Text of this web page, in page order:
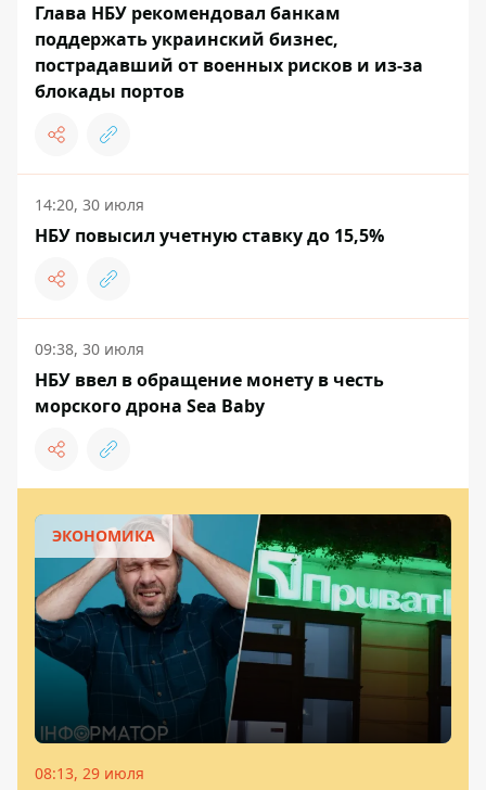
Глава НБУ рекомендовал банкам
поддержать украинский бизнес,
пострадавший от военных рисков и из-за
блокады портов
14:20, 30 июля
НБУ повысил учетную ставку до 15,5%
09:38, 30 июля
НБУ ввел в обращение монету в честь
морского дрона Sea Baby
ЭКОНОМИКА
08:13, 29 июля